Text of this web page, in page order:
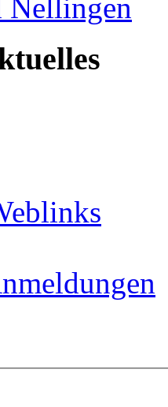
Nellingen